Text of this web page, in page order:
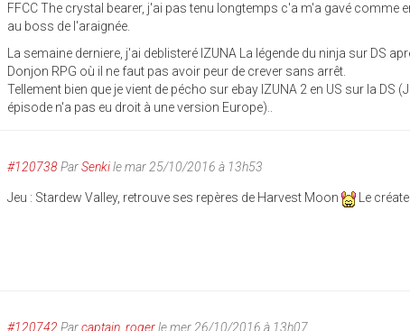
FFCC The crystal bearer, j'ai pas tenu longtemps c'a m'a gavé comme
au boss de l'araignée.
La semaine derniere, j'ai deblisteré IZUNA La légende du ninja sur DS
Donjon RPG où il ne faut pas avoir peur de crever sans arrêt.
Tellement bien que je vient de pécho sur ebay IZUNA 2 en US sur la DS
épisode n'a pas eu droit à une version Europe)..
#120738ParSenkile mar 25/10/2016 à 13h53
Jeu : Stardew Valley, retrouve ses repères de Harvest Moon Le
#120742 Parcaptain_rogerle mer 26/10/2016 à 13h07